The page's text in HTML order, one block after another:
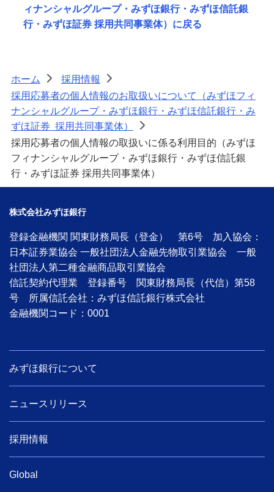
ィナンシャルグループ・みずほ銀行・みずほ信託銀
行・みずほ証券 採用共同事業体）に戻る
ホーム > 採用情報
>
採用応募者の個人情報のお取扱いについて（みずほフィ
ナンシャルグループ・みずほ銀行・みずほ信託銀行・み
ずほ証券 採用共同事業体）
>
採用応募者の個人情報の取扱いに係る利用目的（みずほ
フィナンシャルグループ・みずほ銀行・みずほ信託銀
行・みずほ証券 採用共同事業体）
株式会社みずほ銀行
登録金融機関 関東財務局長（登金） 第6号 加入協会：
日本証券業協会 一般社団法人金融先物取引業協会 一般
社団法人第二種金融商品取引業協会
信託契約代理業 登録番号 関東財務局長（代信）第58
号 所属信託会社：みずほ信託銀行株式会社
金融機関コード：0001
みずほ銀行について
ニュースリリース
採用情報
Global